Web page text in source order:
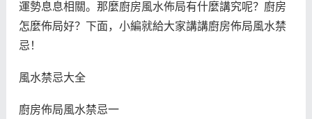
運勢息息相關。那麼廚房風水佈局有什麼講究呢？廚房
怎麼佈局好？下面，小編就給大家講講廚房佈局風水禁
忌！
風水禁忌大全
廚房佈局風水禁忌一